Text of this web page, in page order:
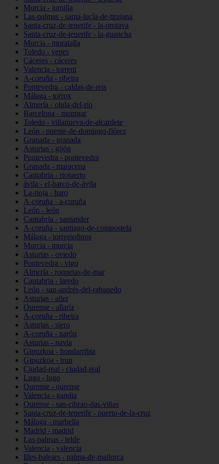
Murcia - jumilla
Las-palmas - santa-lucía-de-tirajana
Santa-cruz-de-tenerife - la-orotava
Santa-cruz-de-tenerife - la-guancha
Murcia - moratalla
Toledo - yepes
Cáceres - cáceres
Valencia - torrent
A-coruña - ribeira
Pontevedra - caldas-de-reis
Málaga - torrox
Almería - olula-del-río
Barcelona - montgat
Toledo - villanueva-de-alcardete
León - puente-de-domingo-flórez
Granada - granada
Asturias - gijón
Pontevedra - pontevedra
Granada - maracena
Cantabria - riotuerto
ávila - el-barco-de-ávila
La-rioja - haro
A-coruña - a-coruña
León - león
Cantabria - santander
A-coruña - santiago-de-compostela
Málaga - torremolinos
Murcia - murcia
Asturias - oviedo
Pontevedra - vigo
Almería - roquetas-de-mar
Cantabria - laredo
León - san-andrés-del-rabanedo
Asturias - aller
Ourense - allariz
A-coruña - ribeira
Asturias - siero
A-coruña - narón
Asturias - navia
Gipuzkoa - hondarribia
Gipuzkoa - irun
Ciudad-real - ciudad-real
Lugo - lugo
Ourense - ourense
Valencia - gandia
Ourense - san-cibrao-das-viñas
Santa-cruz-de-tenerife - puerto-de-la-cruz
Málaga - marbella
Madrid - madrid
Las-palmas - telde
Valencia - valencia
Illes-balears - palma-de-mallorca